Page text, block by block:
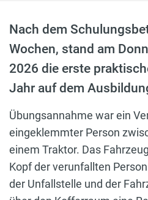
Nach dem
Wochen, stand am
2026 die erste
Jahr auf dem
Übungsannahme war ein
eingeklemmter Person
einem Traktor. Das
Kopf der verunfallten
der Unfallstelle und der